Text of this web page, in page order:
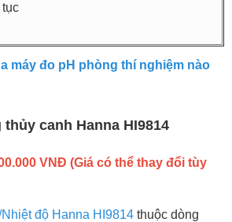
máy đo pH phòng thí nghiệm nào
canh Hanna HI9814
VNĐ (Giá có thể thay đổi tùy
độ Hanna HI9814 thuộc dòng